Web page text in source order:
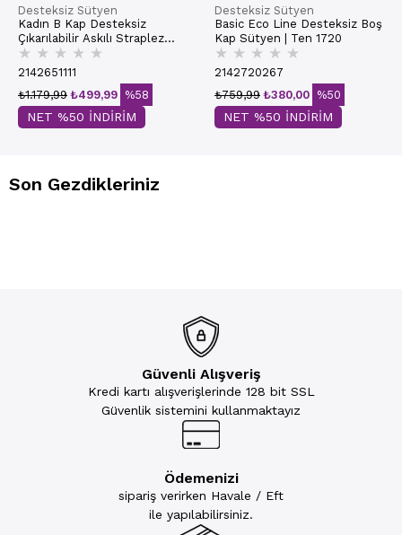
Desteksiz Sütyen
Kadın B Kap Desteksiz
Çıkarılabilir Askılı Straplez
Basic Sütyen | Ekru 7050
★ ★ ★ ★ ★
2142651111
₺499,99
₺1.179,99 %58
NET %50 İNDİRİM
Desteksiz Sütyen
Basic Eco Line Desteksiz Boş
Kap Sütyen | Ten 1720
★ ★ ★ ★ ★
2142720267
₺380,00
₺759,99 %50
NET %50 İNDİRİM
Son Gezdikleriniz
Güvenli Alışveriş
Kredi kartı alışverişlerinde 128 bit SSL
Güvenlik sistemini kullanmaktayız
Ödemenizi
sipariş verirken Havale / Eft
ile yapılabilirsiniz.